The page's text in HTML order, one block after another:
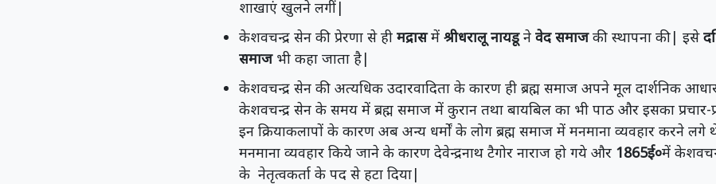
शाखाएं खुलने लगीं|
केशवचन्द्र सेन की प्रेरणा से ही मद्रासमें श्रीधरालू नायडूने वेद समाजकी स्थापना की| इसे
समाजभी कहा जाता है|
केशवचन्द्र सेन की अत्यधिक उदारवादिता के कारण ही ब्रह्म समाज अपने मूल दार्शनिक
केशवचन्द्र सेन के समय में ब्रह्म समाज में कुरान तथा बायबिल का भी पाठ और इसका प्रचार-
इन क्रियाकलापों के कारण अब अन्य धर्मों के लोग ब्रह्म समाज में मनमाना व्यवहार करने लगे
मनमाना व्यवहार किये जाने के कारण देवेन्द्रनाथ टैगोर नाराज हो गये और 1865ई०में
के नेतृत्वकर्ता के पद से हटा दिया|